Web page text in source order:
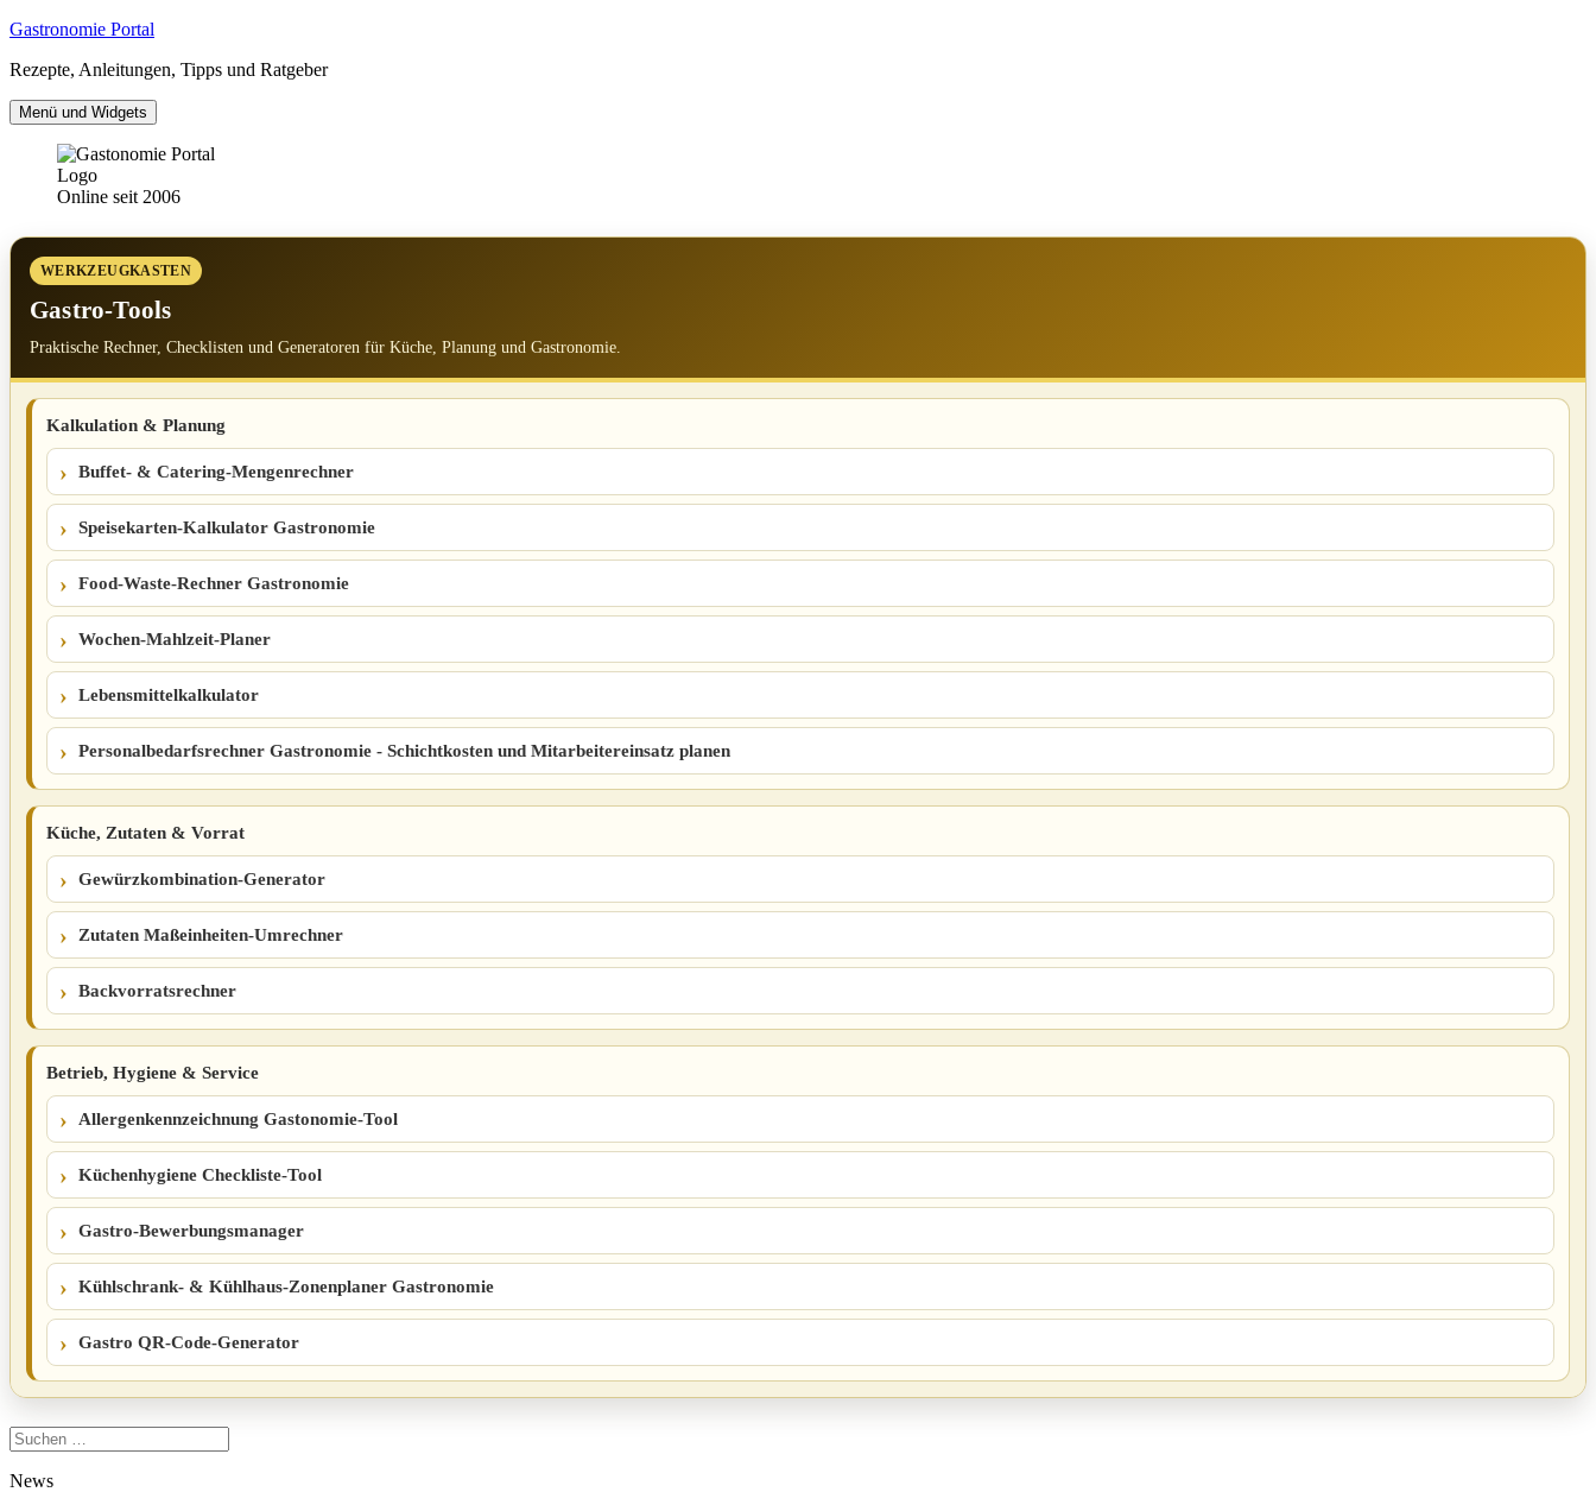
Zum
springen
Gastronomie Portal
Rezepte, Anleitungen, Tipps und Ratgeber
Menü und Widgets
Online seit 2006
WERKZEUGKASTEN
Gastro-Tools
Praktische Rechner, Checklisten und Generatoren für Küche, Planung und Gastronomie.
Kalkulation & Planung
Buffet- & Catering-Mengenrechner
Speisekarten-Kalkulator Gastronomie
Food-Waste-Rechner Gastronomie
Wochen-Mahlzeit-Planer
Lebensmittelkalkulator
Personalbedarfsrechner Gastronomie - Schichtkosten und Mitarbeitereinsatz planen
Küche, Zutaten & Vorrat
Gewürzkombination-Generator
Zutaten Maßeinheiten-Umrechner
Backvorratsrechner
Betrieb, Hygiene & Service
Allergenkennzeichnung Gastonomie-Tool
Küchenhygiene Checkliste-Tool
Gastro-Bewerbungsmanager
Kühlschrank- & Kühlhaus-Zonenplaner Gastronomie
Gastro QR-Code-Generator
Suchen
nach:
News